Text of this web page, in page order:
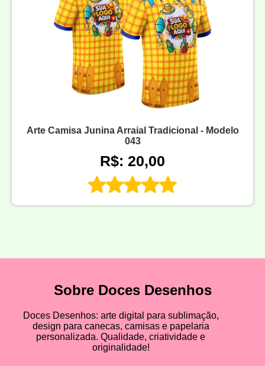
Arte Camisa Junina Arraial Tradicional - Modelo
043
R$: 20,00
Sobre Doces Desenhos
Doces Desenhos: arte digital para sublimação,
design para canecas, camisas e papelaria
personalizada. Qualidade, criatividade e
originalidade!